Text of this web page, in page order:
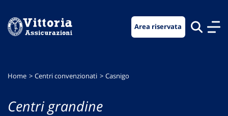
menu
contenuto
footer
Area riservata
Home Centri convenzionati Casnigo
Centri grandine